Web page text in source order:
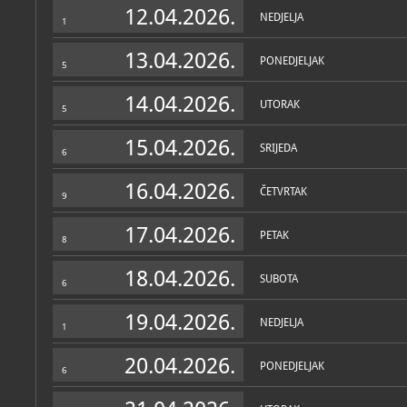
1 12.04.2026. NEDJELJA
5 13.04.2026. PONEDJELJAK
5 14.04.2026. UTORAK
6 15.04.2026. SRIJEDA
9 16.04.2026. ČETVRTAK
8 17.04.2026. PETAK
6 18.04.2026. SUBOTA
1 19.04.2026. NEDJELJA
6 20.04.2026. PONEDJELJAK
jasnije razumijevanje
POSLANJE MUZEJA
Cilj nam je istražiti i
interpretacijski prostor
Zbirke
OSTALE ZBIRKE
Arheološka zbirka;